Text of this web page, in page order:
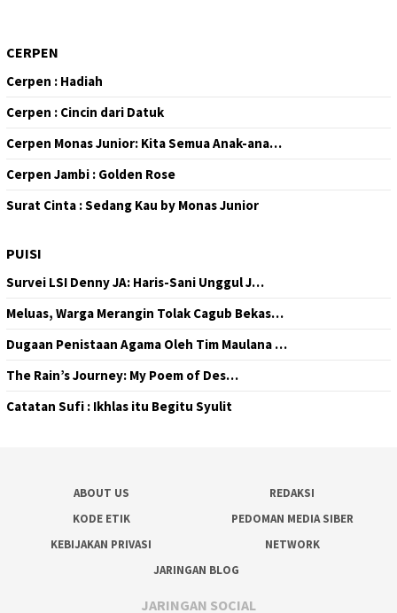
CERPEN
Cerpen : Hadiah
Cerpen : Cincin dari Datuk
Cerpen Monas Junior: Kita Semua Anak-ana…
Cerpen Jambi : Golden Rose
Surat Cinta : Sedang Kau by Monas Junior
PUISI
Survei LSI Denny JA: Haris-Sani Unggul J…
Meluas, Warga Merangin Tolak Cagub Bekas…
Dugaan Penistaan Agama Oleh Tim Maulana …
The Rain’s Journey: My Poem of Des…
Catatan Sufi : Ikhlas itu Begitu Syulit
ABOUT US
REDAKSI
KODE ETIK
PEDOMAN MEDIA SIBER
KEBIJAKAN PRIVASI
NETWORK
JARINGAN BLOG
JARINGAN SOCIAL